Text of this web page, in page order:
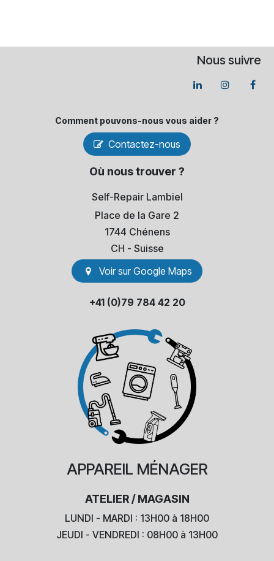
Nous suivre
Comment pouvons-​nous vous aider ?
Contactez-nous
Où nous trouver ?
Self-Repair Lambiel
Place de la Gare 2
1744 Chénens
​CH - Suisse
Voir sur Go​​ogle Maps
+41 (0)79 784 42 20
APPAREIL MÉNAGER
ATELIER / MAGASIN
LUNDI - MARDI : 13H00 à 18H00
JEUDI - VENDREDI : 08H00 à 13H00